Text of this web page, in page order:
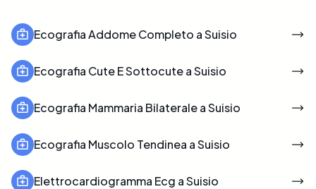
Ecografia Addome Completo a Suisio
Ecografia Cute E Sottocute a Suisio
Ecografia Mammaria Bilaterale a Suisio
Ecografia Muscolo Tendinea a Suisio
Elettrocardiogramma Ecg a Suisio